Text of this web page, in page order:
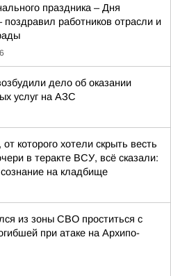
праздника – Дня
поздравил работников отрасли и
дело об оказании
услуг на АЗС
которого хотели скрыть весть
в теракте ВСУ, всё сказали:
на кладбище
из зоны СВО проститься с
при атаке на Архипо-